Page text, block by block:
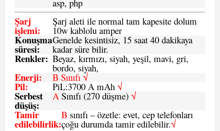
asp, php
Şarj
işlemi:
Şarj aleti ile normal tam kapesite dolum
10w kablolu amper
Konuşma
süresi:
Genelde kesintisiz, 15 saat 40 dakikaya
kadar süre bilir.
Renkler: Beyaz, kırmızı, siyah, yeşil, mavi, gri,
bordo, siyah,
Enerji: B Sınıfı √
Pil: PiL:3700 A mAh √
Serbest
düşüş:
ASınıfı (270 düşme) √
Tamir
edilebilirlik:
B sınıfı – özetle: evet, cep telefonları
çoğu durumda tamir edilebilir.√